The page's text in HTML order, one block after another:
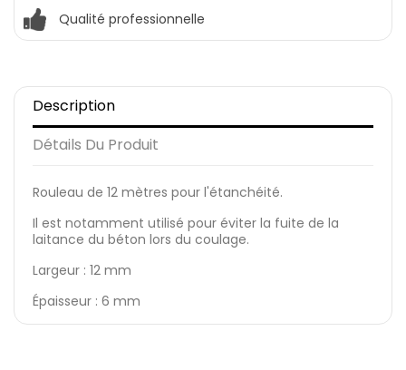
Qualité professionnelle
Description
Détails Du Produit
Rouleau de 12 mètres pour l'étanchéité.
Il est notamment utilisé pour éviter la fuite de la
laitance du béton lors du coulage.
Largeur : 12 mm
Épaisseur : 6 mm